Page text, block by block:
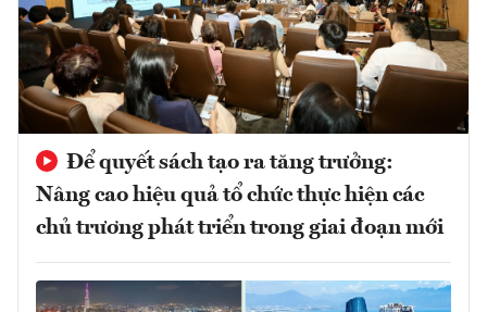
Để quyết sách tạo ra tăng trưởng:
Nâng cao hiệu quả tổ chức thực hiện các
chủ trương phát triển trong giai đoạn mới